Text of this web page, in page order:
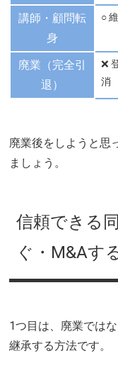
講師・顧問転
身
○
廃業（完全引
退）
❌
消
廃業後をしようと思
ましょう。
信頼できる
ぐ・M&Aす
1つ目は、廃業では
継承する方法です。